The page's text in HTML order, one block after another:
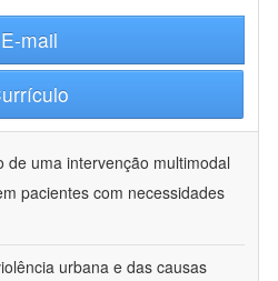
E-mail
de uma intervenção multimodal
pacientes com necessidades
urbana e das causas